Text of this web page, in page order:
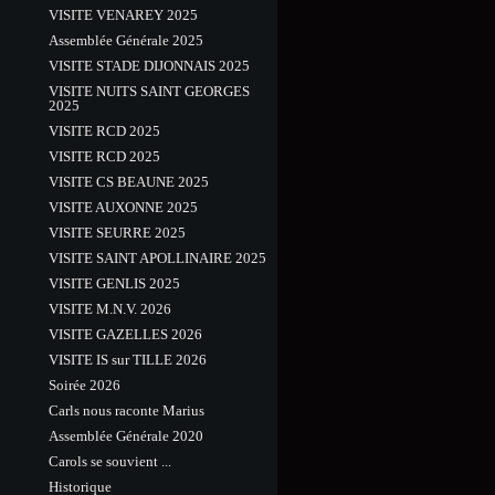
VISITE VENAREY 2025
Assemblée Générale 2025
VISITE STADE DIJONNAIS 2025
VISITE NUITS SAINT GEORGES
2025
VISITE RCD 2025
VISITE RCD 2025
VISITE CS BEAUNE 2025
VISITE AUXONNE 2025
VISITE SEURRE 2025
VISITE SAINT APOLLINAIRE 2025
VISITE GENLIS 2025
VISITE M.N.V. 2026
VISITE GAZELLES 2026
VISITE IS sur TILLE 2026
Soirée 2026
Carls nous raconte Marius
Assemblée Générale 2020
Carols se souvient ...
Historique